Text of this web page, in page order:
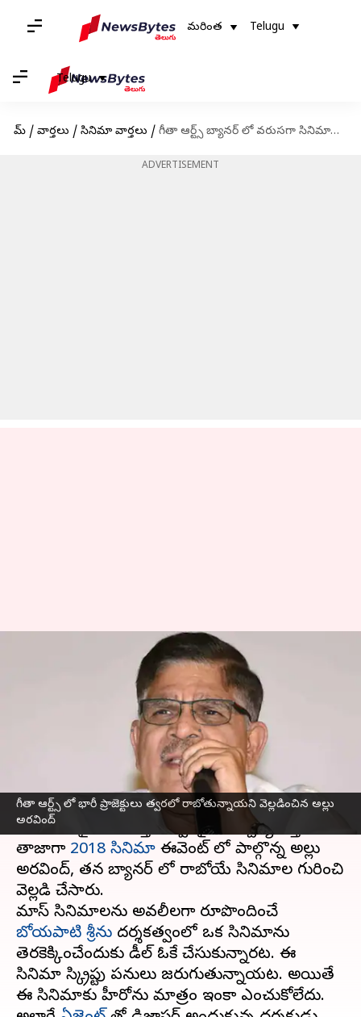
మరింత Telugu
Telugu
హోమ్ / వార్తలు / సినిమా వార్తలు / గీతా ఆర్ట్స్ బ్యానర్ లో వరుసగా సినిమాలు: కార్తికేయ 2 దర్శకుడితో 300కోట్ల సినిమా
ADVERTISEMENT
గీతా ఆర్ట్స్ లో భారీ ప్రాజెక్టులు త్వరలో రాబోతున్నాయని వెల్లడించిన అల్లు
అరవింద్
గీతా ఆర్ట్స్ బ్యానర్ లో వరుసగా
సినిమాలు: కార్తికేయ 2 దర్శకుడితో
300కోట్ల సినిమా
Jun 02, 2023 12:11 pm
ప్రముఖ నిర్మాణ సంస్థ గీతా ఆర్ట్స్ బ్యానర్ లో తెరెకెక్కే
సినిమాల లైనప్ చూస్తే ఎవ్వరికైనా ఆశ్చర్యమేస్తుంది.
తాజాగా 2018 సినిమా ఈవెంట్ లో పాల్గొన్న అల్లు
అరవింద్, తన బ్యానర్ లో రాబోయే సినిమాల గురించి
వెల్లడి చేసారు.
మాస్ సినిమాలను అవలీలగా రూపొందించే
బోయపాటి శ్రీను దర్శకత్వంలో ఒక సినిమాను
తెరకెక్కించేందుకు డీల్ ఓకే చేసుకున్నారట. ఈ
సినిమా స్క్రిప్టు పనులు జరుగుతున్నాయట. అయితే
ఈ సినిమాకు హీరోను మాత్రం ఇంకా ఎంచుకోలేదు.